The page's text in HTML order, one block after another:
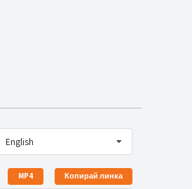
English
MP4 Копирай линка